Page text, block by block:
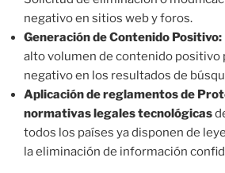
negativo en sitios web y foros.
Generación de Contenido Positivo:
alto volumen de contenido positivo
negativo en los resultados de
Aplicación de reglamentos de
normativas legales tecnológicas
todos los países ya disponen de
la eliminación de información